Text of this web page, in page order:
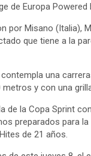
de Europa
por Misano (Italia),
que tiene a la
una
y con una
de la Copa Sprint
preparados para
de 21 años.